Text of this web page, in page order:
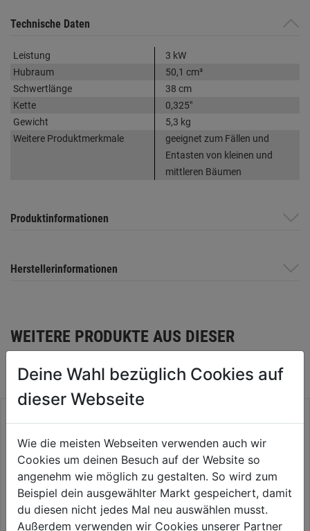
Technische Daten
Leistung
3 kW
Hubraum
50,1 cm³
Schwertlänge
38 cm
Kette
0,325"
Gewicht
5,3 kg
Weitere Produktmerkmale
geeignet zum Fällen und
Entasten von kleinen und
mittleren Bäumen
Produktinformationen
Herstellerinformationen
WEITERE PRODUKTE AUS DIESER
Deine Wahl bezüglich Cookies auf
dieser Webseite
Wie die meisten Webseiten verwenden auch wir
Cookies um deinen Besuch auf der Website so
angenehm wie möglich zu gestalten. So wird zum
Beispiel dein ausgewählter Markt gespeichert, damit
du diesen nicht jedes Mal neu auswählen musst.
Außerdem verwenden wir Cookies unserer Partner